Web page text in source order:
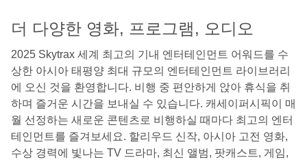
더 다양한 영화, 프로그램, 오디오
2025 Skytrax 세계 최고의 기내 엔터테인먼트 어워드를 수
상한 아시아 태평양 최대 규모의 엔터테인먼트 라이브러리
에 오신 것을 환영합니다. 비행 중 편안하게 앉아 휴식을 취
하며 즐거운 시간을 보내실 수 있습니다. 캐세이퍼시픽이 매
월 선정하는 새로운 콘텐츠로 비행하실 때마다 최고의 엔터
테인먼트를 즐겨보세요. 할리우드 신작, 아시아 고전 영화,
수상 경력에 빛나는 TV 드라마, 최신 앨범, 팟캐스트, 게임,